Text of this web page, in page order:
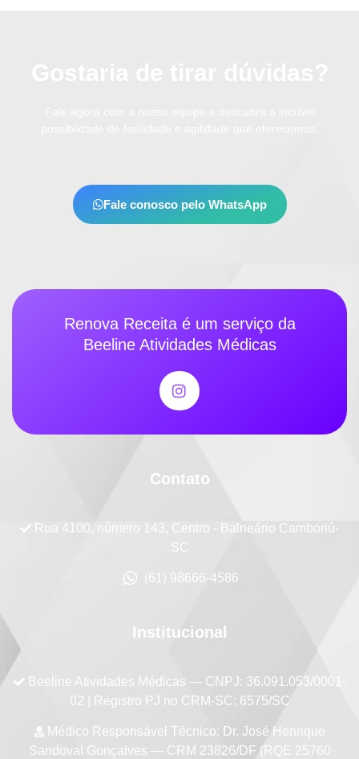
Fale conosco pelo WhatsApp
Renova Receita é um serviço da
Beeline Atividades Médicas
Contato
Rua 4100, número 143, Centro - Balneário Camboriú-
SC
(61) 98666-4586
Institucional
Beeline Atividades Médicas — CNPJ: 36.091.053/0001-
02 | Registro PJ no CRM-SC: 6575/SC
Médico Responsável Técnico: Dr. José Henrique
Sandoval Gonçalves — CRM 23826/DF (RQE 25760